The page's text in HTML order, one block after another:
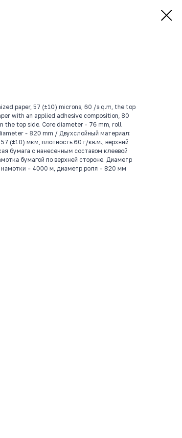
paper, 57 (±10) microns, 60 /s q.m, the top
with an applied adhesive composition, 80
the top side. Core diameter - 76 mm, roll
- 820 mm / Двухслойный материал:
(±10) мкм, плотность 60 г/кв.м., верхний
бумага с нанесенным составом клеевой
бумагой по верхней стороне. Диаметр
– 4000 м, диаметр роля – 820 мм